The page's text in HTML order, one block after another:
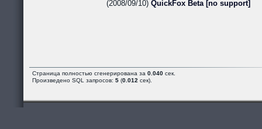
(2008/09/10) QuickFox Beta [no support]
Страница полностью сгенерирована за 0.040 сек.
Произведено SQL запросов: 5 (0.012 сек).